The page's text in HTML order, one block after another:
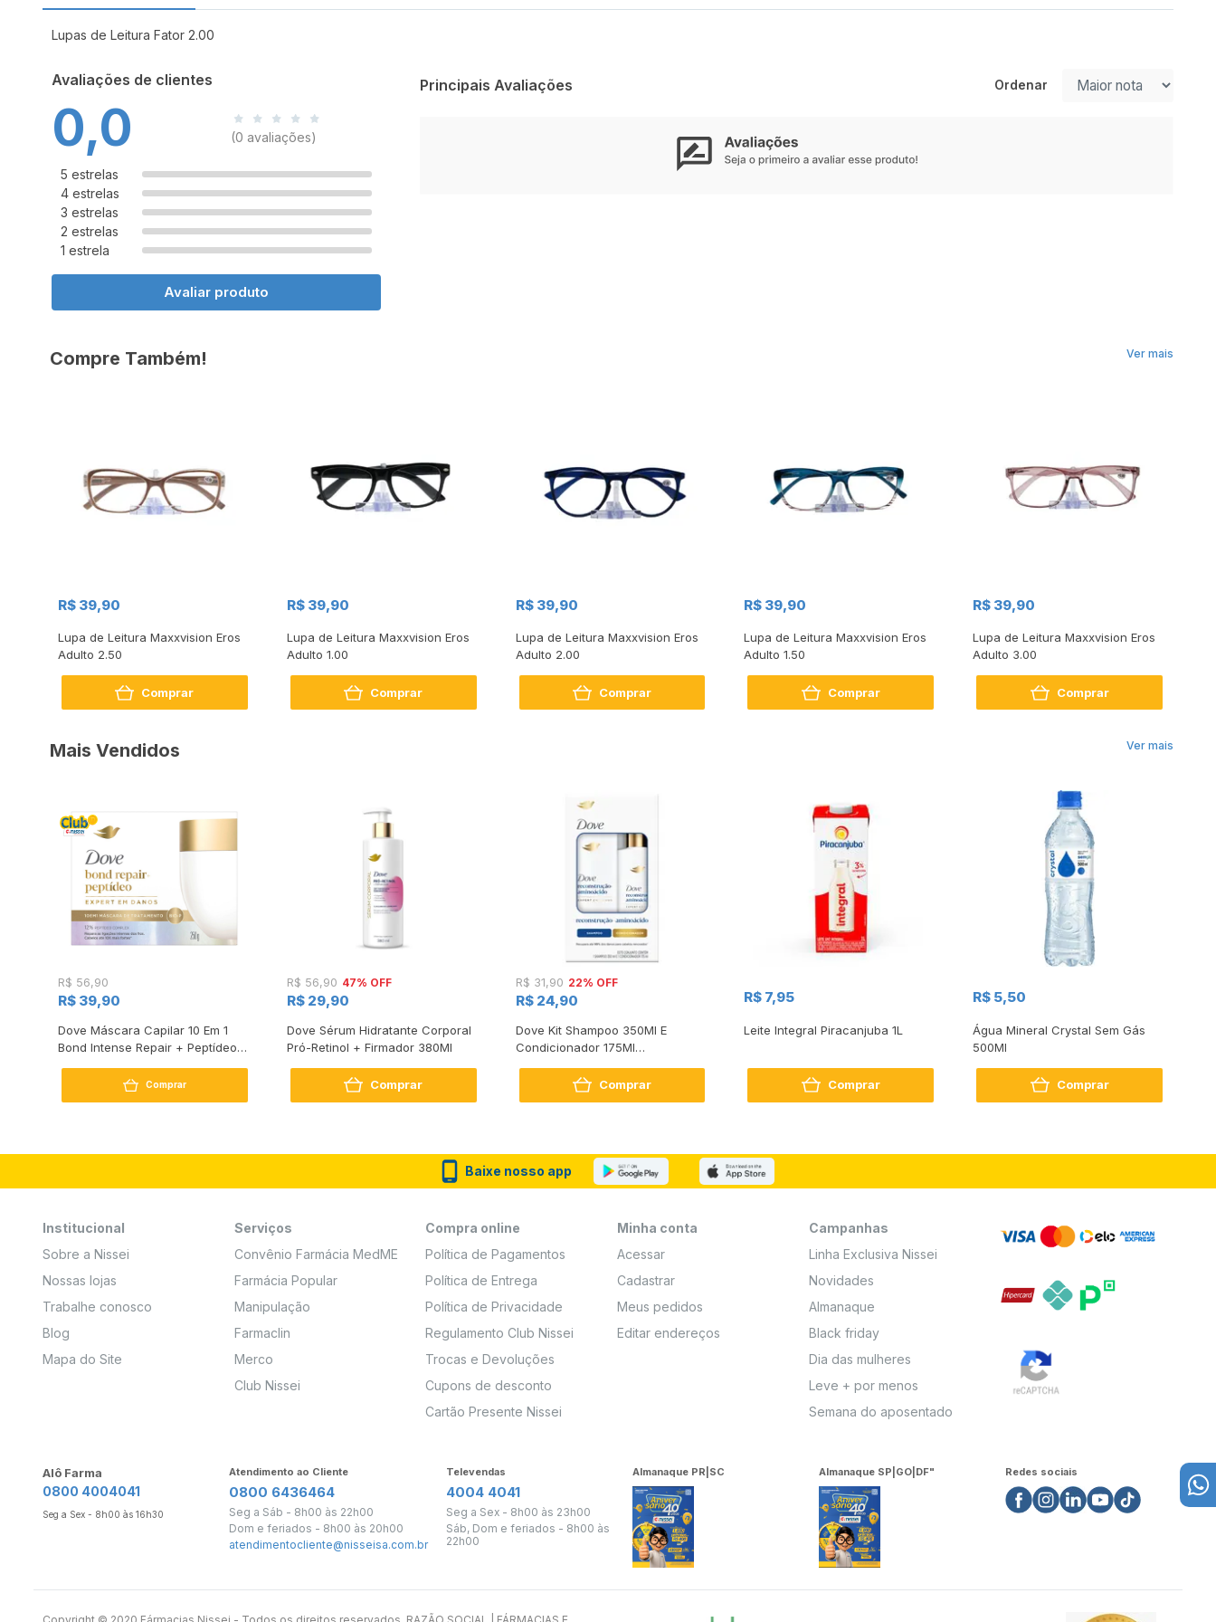
Lupas de Leitura Fator 2.00
Avaliações de clientes
0,0 (0 avaliações)
5 estrelas
4 estrelas
3 estrelas
2 estrelas
1 estrela
Avaliar produto
Principais Avaliações Ordenar
Ver mais
Compre Também!
R$ 39,90
Lupa de Leitura Maxxvision Eros
Adulto 2.50
Comprar
R$ 39,90
Lupa de Leitura Maxxvision Eros
Adulto 1.00
Comprar
R$ 39,90
Lupa de Leitura Maxxvision Eros
Adulto 2.00
Comprar
R$ 39,90
Lupa de Leitura Maxxvision Eros
Adulto 1.50
Comprar
R$ 39,90
Lupa de Leitura Maxxvision Eros
Adulto 3.00
Comprar
Ver mais
Mais Vendidos
R$ 56,90
R$ 39,90
Dove Máscara Capilar 10 Em 1
Bond Intense Repair + Peptídeo
Comprar
R$ 56,90 47% OFF
R$ 29,90
Dove Sérum Hidratante Corporal
Pró-Retinol + Firmador 380Ml
Comprar
R$ 31,90 22% OFF
R$ 24,90
Dove Kit Shampoo 350Ml E
Condicionador 175Ml
Comprar
R$ 7,95
Leite Integral Piracanjuba 1L
Comprar
R$ 5,50
Água Mineral Crystal Sem Gás
500Ml
Comprar
Baixe nosso app
Institucional
Sobre a Nissei
Nossas lojas
Trabalhe conosco
Blog
Mapa do Site
Serviços
Convênio Farmácia MedME
Farmácia Popular
Manipulação
Farmaclin
Merco
Club Nissei
Compra online
Política de Pagamentos
Política de Entrega
Política de Privacidade
Regulamento Club Nissei
Trocas e Devoluções
Cupons de desconto
Cartão Presente Nissei
Minha conta
Acessar
Cadastrar
Meus pedidos
Editar endereços
Campanhas
Linha Exclusiva Nissei
Novidades
Almanaque
Black friday
Dia das mulheres
Leve + por menos
Semana do aposentado
Alô Farma
0800 4004041
Seg a Sex - 8h00 às 16h30
Atendimento ao Cliente
0800 6436464
Seg a Sáb - 8h00 às 22h00
Dom e feriados - 8h00 às 20h00
atendimentocliente@nisseisa.com.br
Televendas
4004 4041
Seg a Sex - 8h00 às 23h00
Sáb, Dom e feriados - 8h00 às
22h00
Almanaque PR|SC Almanaque SP|GO|DF" Redes sociais